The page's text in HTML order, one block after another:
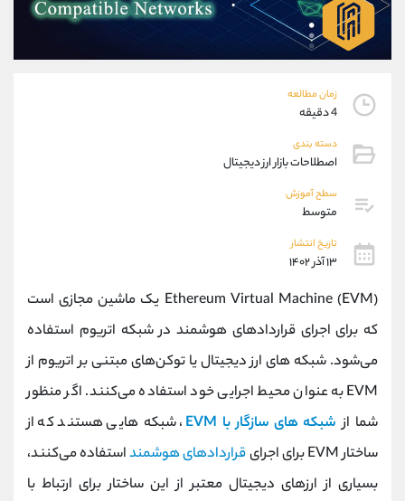
زمان مطالعه
4 دقیقه
دسته بندی
اصطلاحات بازار ارز دیجیتال
سطح آموزش
متوسط
تاریخ انتشار
۱۳ آذر ۱۴۰۲
Ethereum Virtual Machine (EVM) یک ماشین مجازی است
که برای اجرای قراردادهای هوشمند در شبکه اتریوم استفاده
می‌شود. شبکه‌ های ارز دیجیتال یا توکن‌های مبتنی بر اتریوم از
EVM به عنوان محیط اجرایی خود استفاده می‌کنند. اگر منظور
شما از شبکه‌ های سازگار با EVM
، شبکه‌ هایی هستند که از
ساختار EVM برای اجرای
قراردادهای هوشمنداستفاده می‌کنند،
بسیاری از ارزهای دیجیتال معتبر از این ساختار برای ارتباط با
09194198792
واتساپ شروع گفتگو
تلگرام
پشتیبان فروش
موبایل
اطلاعات تماس
تلفن 021-22021030
021-22021040
بدون پیش شماره
اینستاگرام @alireza.mehrabii
کانال تلگرام @alirezamehrabi_com
@alirezamehrabi_official